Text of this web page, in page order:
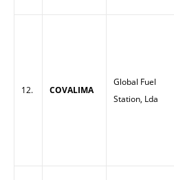
12. COVALIMA
Global Fuel
Station, Lda